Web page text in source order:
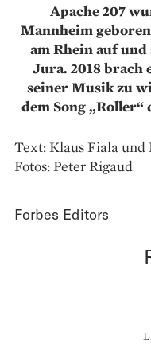
Apache 207
Mannheim
am Rhein auf
Jura. 2018 brach
seiner Musik zu
dem Song
Text: Klaus Fiala
Fotos: Peter Rigaud
Forbes Editors